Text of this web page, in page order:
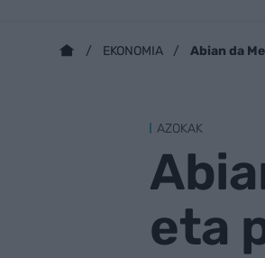
EKONOMIA Abian da
AZOKAK
eta